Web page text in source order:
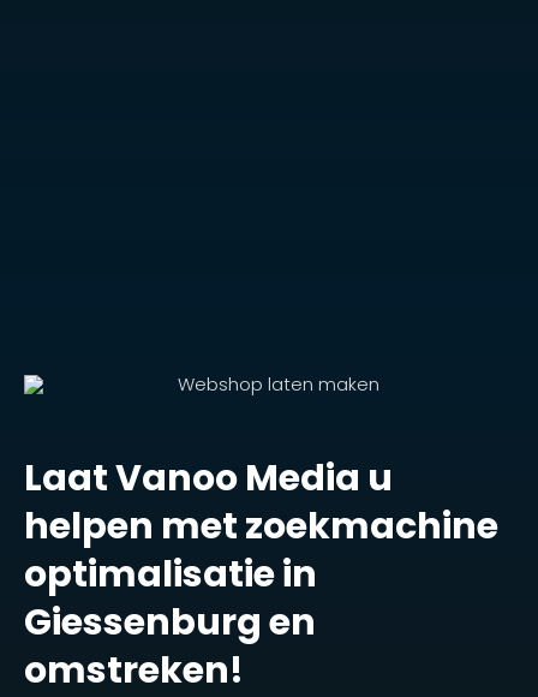
Laat Vanoo Media u
helpen met zoekmachine
optimalisatie in
Giessenburg en
omstreken!